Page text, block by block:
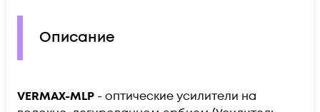
Описание
VERMAX-MLP - оптические усилители на